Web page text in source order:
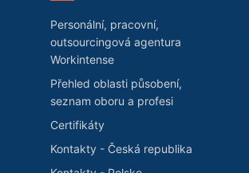
Personální, pracovní,
outsourcingová agentura
Workintense
Přehled oblasti působení,
seznam oboru a profesi
Certifikáty
Kontakty - Česká republika